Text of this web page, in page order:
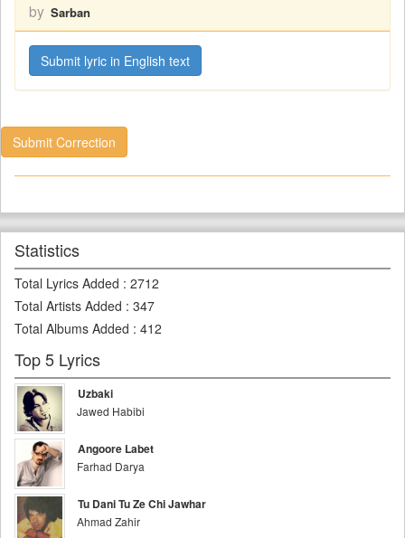
by Sarban
Submit lyric in English text
Submit Correction
Statistics
Total Lyrics Added : 2712
Total Artists Added : 347
Total Albums Added : 412
Top 5 Lyrics
Uzbaki
Jawed Habibi
Angoore Labet
Farhad Darya
Tu Dani Tu Ze Chi Jawhar
Ahmad Zahir